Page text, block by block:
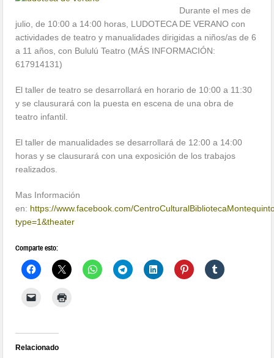
Durante el mes de
julio, de 10:00 a 14:00 horas, LUDOTECA DE VERANO con
actividades de teatro y manualidades dirigidas a niños/as de 6
a 11 años, con Bululú Teatro (MÁS INFORMACIÓN:
617914131)
El taller de teatro se desarrollará en horario de 10:00 a 11:30
y se clausurará con la puesta en escena de una obra de
teatro infantil.
El taller de manualidades se desarrollará de 12:00 a 14:00
horas y se clausurará con una exposición de los trabajos
realizados.
Mas Información
en: https://www.facebook.com/
type=1&theater
Comparte esto:
Relacionado